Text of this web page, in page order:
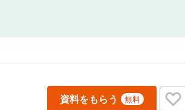
資料をもらう 無料